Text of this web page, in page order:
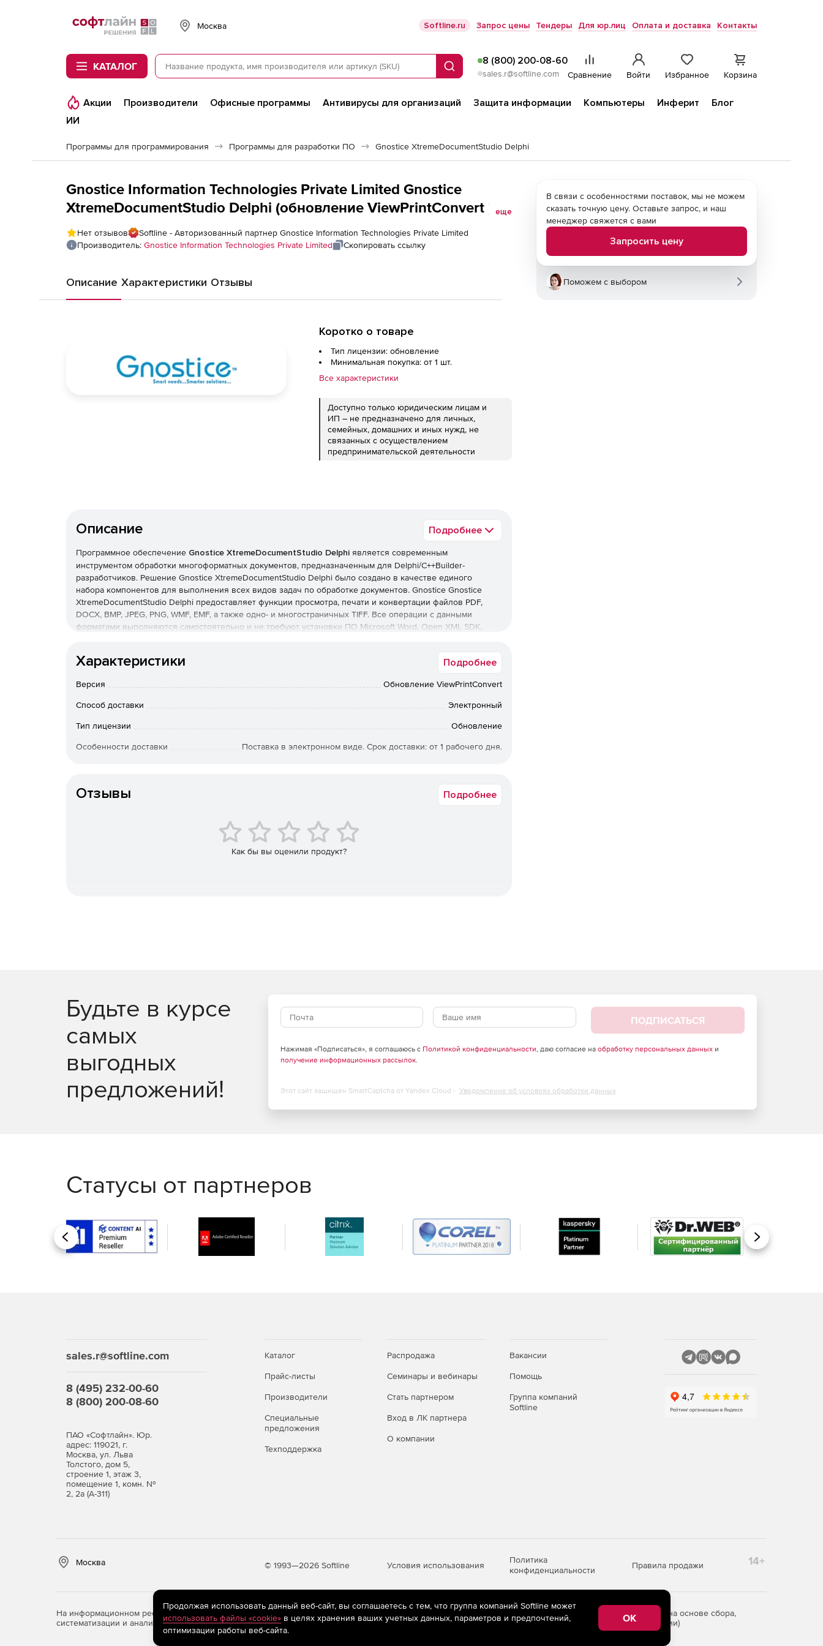
Softline
Москва Softline.ru Запрос цены Тендеры Для юр.лиц Оплата и доставка Контакты
КАТАЛОГ Поиск
8 (800) 200-08-60
sales.r@softline.com Сравнение Войти Избранное Корзина
Акции Производители Офисные программы Антивирусы для организаций Защита информации Компьютеры Инферит
Блог
ИИ
Программы для программирования Программы для разработки ПО Gnostice XtremeDocumentStudio Delphi
Gnostice Information Technologies Private Limited Gnostice
XtremeDocumentStudio Delphi (обновление ViewPrintConvert ), 5
лицензий
еще
Нет отзывов
Softline - Авторизованный партнер Gnostice Information Technologies Private Limited
Производитель: Gnostice Information Technologies Private Limited Скопировать ссылку
Описание Характеристики Отзывы
Коротко о товаре
Тип лицензии: обновление
Минимальная покупка: от 1 шт.
Все характеристики
Доступно только юридическим лицам и
ИП – не предназначено для личных,
семейных, домашних и иных нужд, не
связанных с осуществлением
предпринимательской деятельности
Описание Подробнее
Программное обеспечение Gnostice XtremeDocumentStudio Delphi является современным
инструментом обработки многоформатных документов, предназначенным для Delphi/C++Builder-
разработчиков. Решение Gnostice XtremeDocumentStudio Delphi было создано в качестве единого
набора компонентов для выполнения всех видов задач по обработке документов. Gnostice Gnostice
XtremeDocumentStudio Delphi предоставляет функции просмотра, печати и конвертации файлов PDF,
DOCX, BMP, JPEG, PNG, WMF, EMF, а также одно- и многостраничных TIFF. Все операции с данными
форматами выполняются самостоятельно и не требуют установки ПО Microsoft Word, Open XML SDK,
Ключевые особенности Gnostice XtremeDocumentStudio Delphi:
Просмотр, печать и конвертация документов (DOCX и PDF) и изображений (BMP, JPEG, PNG, WMF, EMF
и TIFF).
Отображение и печать документов DOCX – поддержка страниц, параграфов, колонок, верхних и
картинок и т. п.
Конвертация форматов ввода – DOCX, PDF, BMP, JPEG, PNG, WMF, EMF и TIFF.
Продукт Gnostice XtremeDocumentStudio Delphi представлен двумя редакциями: ViewPrintConvert и
Ultimate. Версия Ultimate отличается от ViewPrintConvert наличием открытого исходного кода программы.
Характеристики Подробнее
Версия Обновление ViewPrintConvert
Способ доставки Электронный
Тип лицензии Обновление
Особенности доставки Поставка в электронном виде. Срок доставки: от 1 рабочего дня.
Отзывы Подробнее
Как бы вы оценили продукт?
В связи с особенностями поставок, мы не можем
сказать точную цену. Оставьте запрос, и наш
менеджер свяжется с вами
Запросить цену
Поможем с выбором
Будьте в курсе
самых
выгодных
предложений!
ПОДПИСАТЬСЯ
Нажимая «Подписаться», я соглашаюсь с Политикой конфиденциальности, даю согласие на обработку персональных данныхи
получение информационных рассылок.
Этот сайт защищен SmartCaptcha от Yandex Cloud - Уведомление об условиях обработки данных
Статусы от партнеров
Назад Вперед
sales.r@softline.com
8 (495) 232-00-60
8 (800) 200-08-60
ПАО «Софтлайн». Юр.
адрес: 119021, г.
Москва, ул. Льва
Толстого, дом 5,
строение 1, этаж 3,
помещение 1, комн. №
2, 2а (А-311)
Каталог
Прайс-листы
Производители
Специальные
предложения
Техподдержка
Распродажа
Семинары и вебинары
Стать партнером
Вход в ЛК партнера
О компании
Вакансии
Помощь
Группа компаний
Softline
Москва © 1993—2026 Softline Условия использования
Политика
конфиденциальности
Правила продажи 14+
На информационном ресурсе store.softline.ru применяются рекомендательные технологии
(информационные технологии предоставления информации на основе сбора,
систематизации и анализа сведений, относящихся к предпочтениям пользователей сети «Интернет», находящихся на территории Российской Федерации)
Продолжая использовать данный веб-сайт, вы соглашаетесь с тем, что группа компаний Softline может
использовать файлы «cookie»в целях хранения ваших учетных данных, параметров и предпочтений,
оптимизации работы веб-сайта.
OK